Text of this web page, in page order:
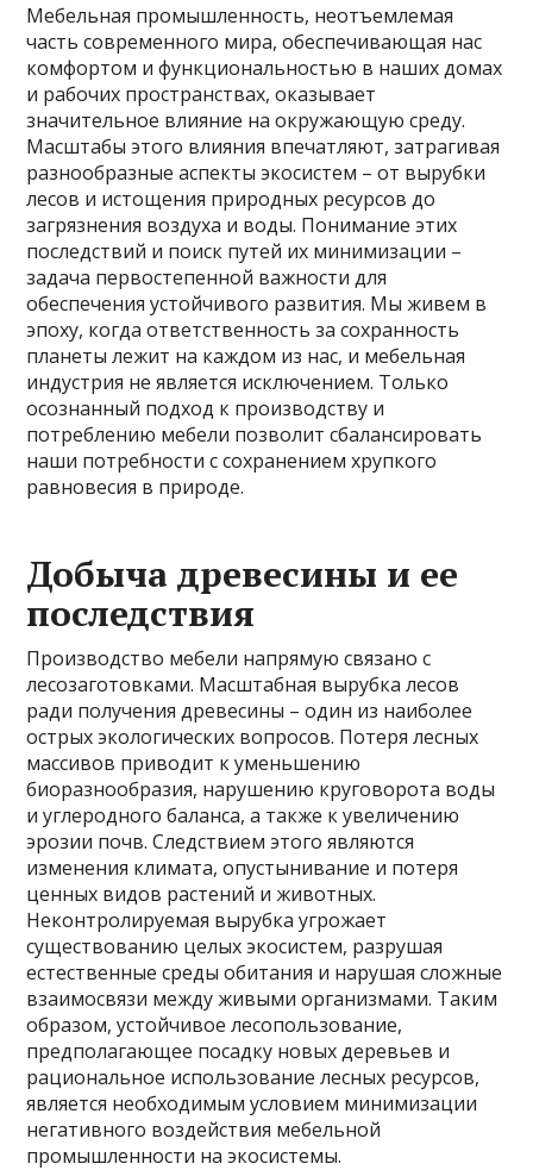
Мебельная промышленность, неотъемлемая
часть современного мира, обеспечивающая нас
комфортом и функциональностью в наших домах
и рабочих пространствах, оказывает
значительное влияние на окружающую среду.
Масштабы этого влияния впечатляют, затрагивая
разнообразные аспекты экосистем – от вырубки
лесов и истощения природных ресурсов до
загрязнения воздуха и воды. Понимание этих
последствий и поиск путей их минимизации –
задача первостепенной важности для
обеспечения устойчивого развития. Мы живем в
эпоху, когда ответственность за сохранность
планеты лежит на каждом из нас, и мебельная
индустрия не является исключением. Только
осознанный подход к производству и
потреблению мебели позволит сбалансировать
наши потребности с сохранением хрупкого
равновесия в природе.
Добыча древесины и ее
последствия
Производство мебели напрямую связано с
лесозаготовками. Масштабная вырубка лесов
ради получения древесины – один из наиболее
острых экологических вопросов. Потеря лесных
массивов приводит к уменьшению
биоразнообразия, нарушению круговорота воды
и углеродного баланса, а также к увеличению
эрозии почв. Следствием этого являются
изменения климата, опустынивание и потеря
ценных видов растений и животных.
Неконтролируемая вырубка угрожает
существованию целых экосистем, разрушая
естественные среды обитания и нарушая сложные
взаимосвязи между живыми организмами. Таким
образом, устойчивое лесопользование,
предполагающее посадку новых деревьев и
рациональное использование лесных ресурсов,
является необходимым условием минимизации
негативного воздействия мебельной
промышленности на экосистемы.